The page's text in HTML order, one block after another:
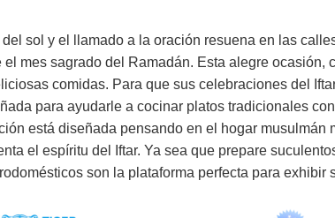
sol y el llamado a la oración resuena en las
el mes sagrado del Ramadán. Esta alegre
comidas. Para que sus celebraciones del
para ayudarle a cocinar platos tradicionales
está diseñada pensando en el hogar
el espíritu del Iftar. Ya sea que prepare
son la plataforma perfecta para exhibir